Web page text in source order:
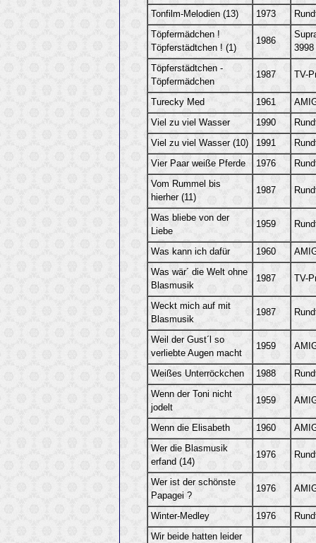
Tonfilm-Melodien (13) 1973
Töpfermädchen !
Töpferstädtchen ! (1)
1986
3998
Töpferstädtchen -
Töpfermädchen
1987 TV-
Turecky Med 1961
Viel zu viel Wasser 1990
Viel zu viel Wasser (10) 1991
Vier Paar weiße Pferde 1976
Vom Rummel bis
hierher (11)
1987
Was bliebe von der
Liebe
1959
Was kann ich dafür 1960
Was wär´ die Welt ohne
Blasmusik
1987 TV-
Weckt mich auf mit
Blasmusik
1987
Weil der Gust´l so
verliebte Augen macht
1959
Weißes Unterröckchen 1988
Wenn der Toni nicht
jodelt
1959
Wenn die Elisabeth 1960
Wer die Blasmusik
erfand (14)
1976
Wer ist der schönste
Papagei ?
1976
Winter-Medley 1976
Wir beide hatten leider